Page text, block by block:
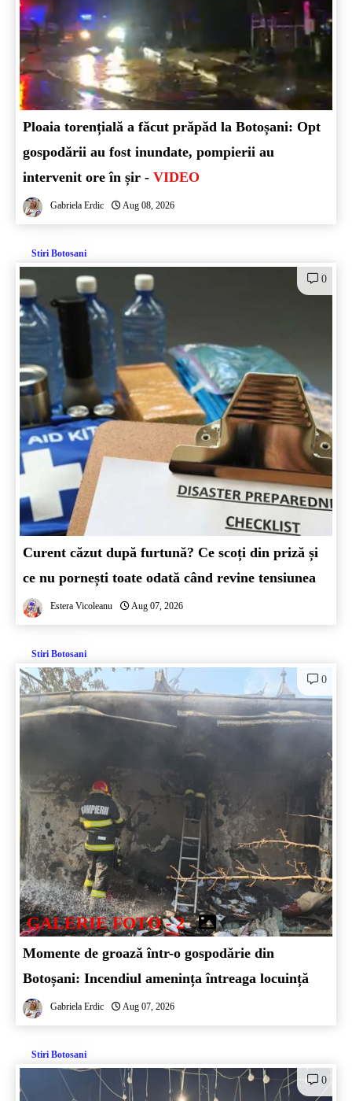
Ploaia torențială a făcut prăpăd la Botoșani: Opt
gospodării au fost inundate, pompierii au
intervenit ore în șir - VIDEO
Gabriela Erdic Aug 08, 2026
Stiri Botosani
0
Curent căzut după furtună? Ce scoți din priză și
ce nu pornești toate odată când revine tensiunea
Estera Vicoleanu Aug 07, 2026
Stiri Botosani
0
GALERIE FOTO - 2
Momente de groază într-o gospodărie din
Botoșani: Incendiul amenința întreaga locuință
Gabriela Erdic Aug 07, 2026
Stiri Botosani
0